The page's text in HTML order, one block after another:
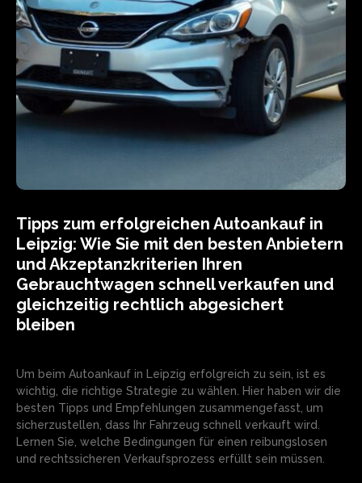
Tipps zum erfolgreichen Autoankauf in
Leipzig: Wie Sie mit den besten Anbietern
und Akzeptanzkriterien Ihren
Gebrauchtwagen schnell verkaufen und
gleichzeitig rechtlich abgesichert
bleiben
Um beim Autoankauf in Leipzig erfolgreich zu sein, ist es
wichtig, die richtige Strategie zu wählen. Hier haben wir die
besten Tipps und Empfehlungen zusammengefasst, um
sicherzustellen, dass Ihr Fahrzeug schnell verkauft wird.
Lernen Sie, welche Bedingungen für einen reibungslosen
und rechtssicheren Verkaufsprozess erfüllt sein müssen.